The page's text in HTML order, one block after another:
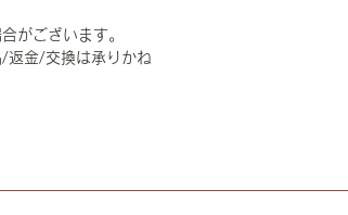
がございます。
返金/交換は承りかね